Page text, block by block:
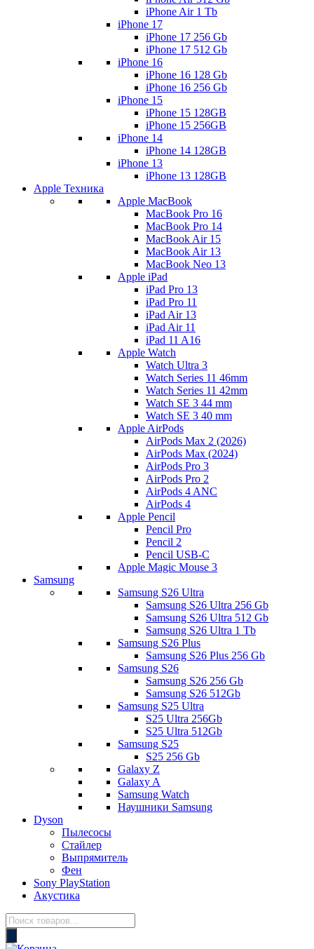
iPhone Air 1 Tb
iPhone 17
iPhone 17 256 Gb
iPhone 17 512 Gb
iPhone 16
iPhone 16 128 Gb
iPhone 16 256 Gb
iPhone 15
iPhone 15 128GB
iPhone 15 256GB
iPhone 14
iPhone 14 128GB
iPhone 13
iPhone 13 128GB
Apple Техника
Apple MacBook
MacBook Pro 16
MacBook Pro 14
MacBook Air 15
MacBook Air 13
MacBook Neo 13
Apple iPad
iPad Pro 13
iPad Pro 11
iPad Air 13
iPad Air 11
iPad 11 A16
Apple Watch
Watch Ultra 3
Watch Series 11 46mm
Watch Series 11 42mm
Watch SE 3 44 mm
Watch SE 3 40 mm
Apple AirPods
AirPods Max 2 (2026)
AirPods Max (2024)
AirPods Pro 3
AirPods Pro 2
AirPods 4 ANC
AirPods 4
Apple Pencil
Pencil Pro
Pencil 2
Pencil USB-C
Apple Magic Mouse 3
Samsung
Samsung S26 Ultra
Samsung S26 Ultra 256 Gb
Samsung S26 Ultra 512 Gb
Samsung S26 Ultra 1 Tb
Samsung S26 Plus
Samsung S26 Plus 256 Gb
Samsung S26
Samsung S26 256 Gb
Samsung S26 512Gb
Samsung S25 Ultra
S25 Ultra 256Gb
S25 Ultra 512Gb
Samsung S25
S25 256 Gb
Galaxy Z
Galaxy A
Samsung Watch
Наушники Samsung
Dyson
Пылесосы
Стайлер
Выпрямитель
Фен
Sony PlayStation
Акустика
Поиск
товаров